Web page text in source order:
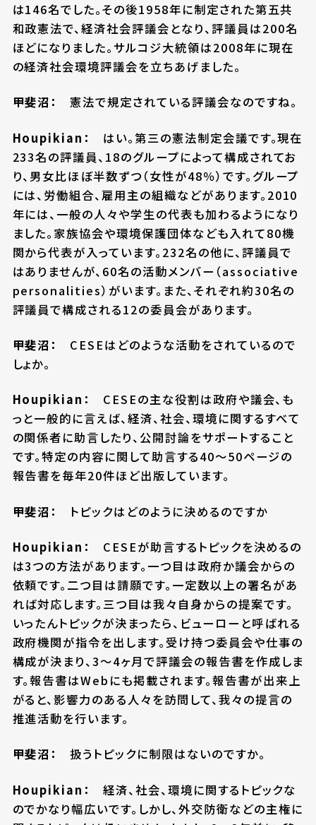
は146名でした。その後1958年に制定された第五共
和政憲法で、経済社会評議会となり、評議員は200名
ほどになりました。サルコジ大統領は2008年に現在
の経済社会環境評議会を立ちあげました。
甲斐沼： 憲法で規定されている評議会なのですね。
Houpikian：
はい。第三の憲法制定会議です。現在
233名の評議員、18のグループによって構成されてお
り、男女比ほぼ半数ずつ（女性が48％）です。グループ
には、労働組合、雇用主の組織などがあります。2010
年には、一般の人々や学生の代表も加わるようになり
ました。家族協会や環境保護団体なども入れて80機
関から代表が入っています。232名の他に、評議員で
はありませんが、60名の活動メンバー（associative
personalities）がいます。また、それぞれ約30名の
評議員で構成される12の委員会があります。
甲斐沼：
CESEはどのような活動をされているので
しょか。
Houpikian：
CESEの主な役割は政府や議会、も
っと一般的に言えば、経済、社会、環境に関するすべて
の関係者に助言したり、公開討論をサポートすること
です。特定の内容に関して助言する40～50ページの
報告書を毎年20件ほど出版しています。
甲斐沼： トピックはどのように決めるのですか
Houpikian：
CESEが助言するトピックを決めるの
は3つの方法があります。一つ目は政府か議会からの
依頼です。二つ目は請願です。一定数以上の署名があ
れば対応します。三つ目は我々自身からの提案です。
いったんトピックが決まったら、ビューローと呼ばれる
政府機関が指令を出します。受け持つ委員会や仕事の
構成が決まり、3～4ヶ月で評議会の報告書を作成しま
す。報告書はWebにも掲載されます。報告書が出来上
がると、影響力のある人々を訪問して、我々の提言の
推進活動を行います。
甲斐沼： 扱うトピックに制限はないのですか。
Houpikian：
経済、社会、環境に関するトピックな
のでかなり幅広いです。しかし、外交防衛などの主権に